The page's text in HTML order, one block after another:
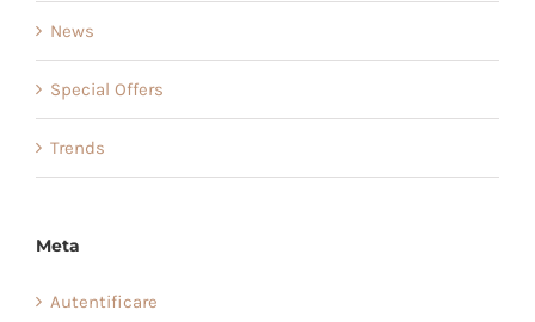
News
Special Offers
Trends
Meta
Autentificare